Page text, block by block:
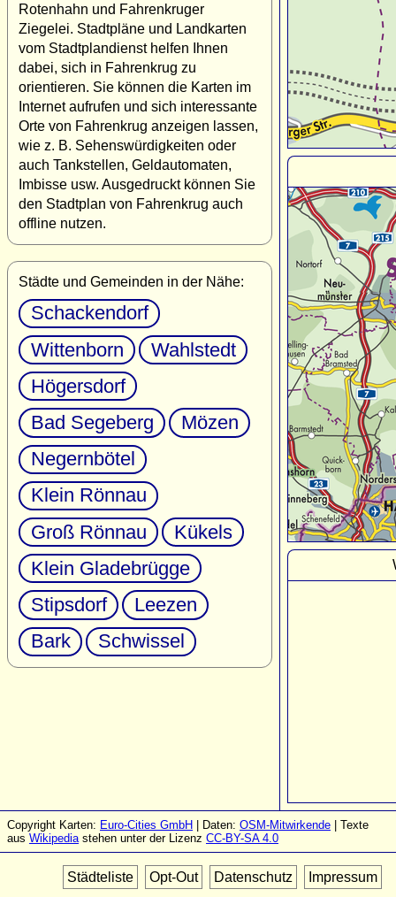
Rotenhahn und Fahrenkruger
Ziegelei. Stadtpläne und Landkarten
vom Stadtplandienst helfen Ihnen
dabei, sich in Fahrenkrug zu
orientieren. Sie können die Karten im
Internet aufrufen und sich interessante
Orte von Fahrenkrug anzeigen lassen,
wie z. B. Sehenswürdigkeiten oder
auch Tankstellen, Geldautomaten,
Imbisse usw. Ausgedruckt können Sie
den Stadtplan von Fahrenkrug auch
offline nutzen.
Städte und Gemeinden in der Nähe:
Schackendorf
Wittenborn
Wahlstedt
Högersdorf
Bad Segeberg
Mözen
Negernbötel
Klein Rönnau
Groß Rönnau
Kükels
Klein Gladebrügge
Stipsdorf
Leezen
Bark
Schwissel
Copyright Karten: Euro-Cities GmbH | Daten: OSM-Mitwirkende | Texte
aus Wikipediastehen unter der Lizenz CC-BY-SA 4.0
Städteliste Opt-Out Datenschutz Impressum